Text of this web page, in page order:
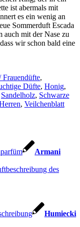
ist abermals mit
es ein wenig an
Sommerduft Escada
auch mit der Nase zu
wir schon bald eine
Frauendüfte,
Düfte, Honig,
Sandelholz, Schwarze
, Veilchenblatt
Armani
Humiecki